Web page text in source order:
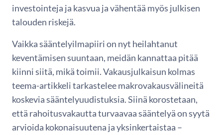
investointeja ja kasvua ja vähentää myös julkisen
talouden riskejä.
Vaikka sääntelyilmapiiri on nyt heilahtanut
keventämisen suuntaan, meidän kannattaa pitää
kiinni siitä, mikä toimii. Vakausjulkaisun kolmas
teema-artikkeli tarkastelee makrovakausvälineitä
koskevia sääntelyuudistuksia. Siinä korostetaan,
että rahoitusvakautta turvaavaa sääntelyä on syytä
arvioida kokonaisuutena ja yksinkertaistaa –